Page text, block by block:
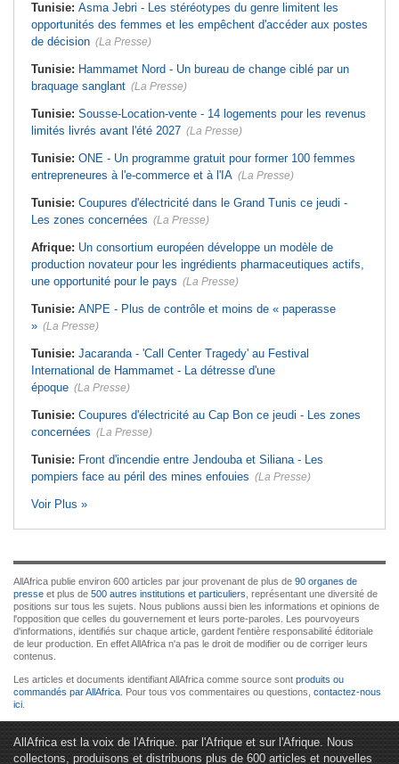
Tunisie: Asma Jebri - Les stéréotypes du genre limitent les
opportunités des femmes et les empêchent d'accéder aux postes
de décision (La Presse)
Tunisie: Hammamet Nord - Un bureau de change ciblé par un
braquage sanglant (La Presse)
Tunisie: Sousse-Location-vente - 14 logements pour les revenus
limités livrés avant l'été 2027 (La Presse)
Tunisie: ONE - Un programme gratuit pour former 100 femmes
entrepreneures à l'e-commerce et à l'IA (La Presse)
Tunisie: Coupures d'électricité dans le Grand Tunis ce jeudi -
Les zones concernées (La Presse)
Afrique: Un consortium européen développe un modèle de
production novateur pour les ingrédients pharmaceutiques actifs,
une opportunité pour le pays (La Presse)
Tunisie: ANPE - Plus de contrôle et moins de « paperasse
» (La Presse)
Tunisie: Jacaranda - 'Call Center Tragedy' au Festival
International de Hammamet - La détresse d'une
époque (La Presse)
Tunisie: Coupures d'électricité au Cap Bon ce jeudi - Les zones
concernées (La Presse)
Tunisie: Front d'incendie entre Jendouba et Siliana - Les
pompiers face au péril des mines enfouies (La Presse)
Voir Plus »
AllAfrica publie environ 600 articles par jour provenant de plus de 90 organes de
presse et plus de 500 autres institutions et particuliers , représentant une diversité de
positions sur tous les sujets. Nous publions aussi bien les informations et opinions de
l'opposition que celles du gouvernement et leurs porte-paroles. Les pourvoyeurs
d'informations, identifiés sur chaque article, gardent l'entière responsabilité éditoriale
de leur production. En effet AllAfrica n'a pas le droit de modifier ou de corriger leurs
contenus.
Les articles et documents identifiant AllAfrica comme source sont produits ou
commandés par AllAfrica . Pour tous vos commentaires ou questions, contactez-nous
ici
AllAfrica est la voix de l'Afrique. par l'Afrique et sur l'Afrique. Nous
collectons, produisons et distribuons plus de 600 articles et nouvelles